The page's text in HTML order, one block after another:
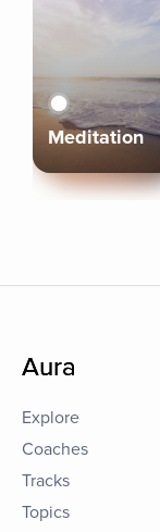
Meditation
Aura
Explore
Coaches
Tracks
Topics